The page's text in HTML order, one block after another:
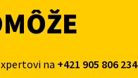
na +421 905 806 234